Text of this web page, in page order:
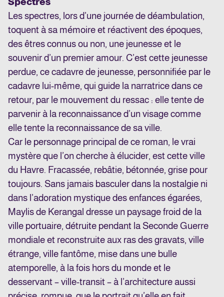
Les spectres, lors d’une journée de déambulation,
toquent à sa mémoire et réactivent des époques,
des êtres connus ou non, une jeunesse et le
souvenir d’un premier amour. C’est cette jeunesse
perdue, ce cadavre de jeunesse, personnifiée par le
cadavre lui-même, qui guide la narratrice dans ce
retour, par le mouvement du ressac : elle tente de
parvenir à la reconnaissance d’un visage comme
elle tente la reconnaissance de sa ville.
Car le personnage principal de ce roman, le vrai
mystère que l’on cherche à élucider, est cette ville
du Havre. Fracassée, rebâtie, bétonnée, grise pour
toujours. Sans jamais basculer dans la nostalgie ni
dans l’adoration mystique des enfances égarées,
Maylis de Kerangal dresse un paysage froid de la
ville portuaire, détruite pendant la Seconde Guerre
mondiale et reconstruite aux ras des gravats, ville
étrange, ville fantôme, mise dans une bulle
atemporelle, à la fois hors du monde et le
desservant – ville-transit – à l’architecture aussi